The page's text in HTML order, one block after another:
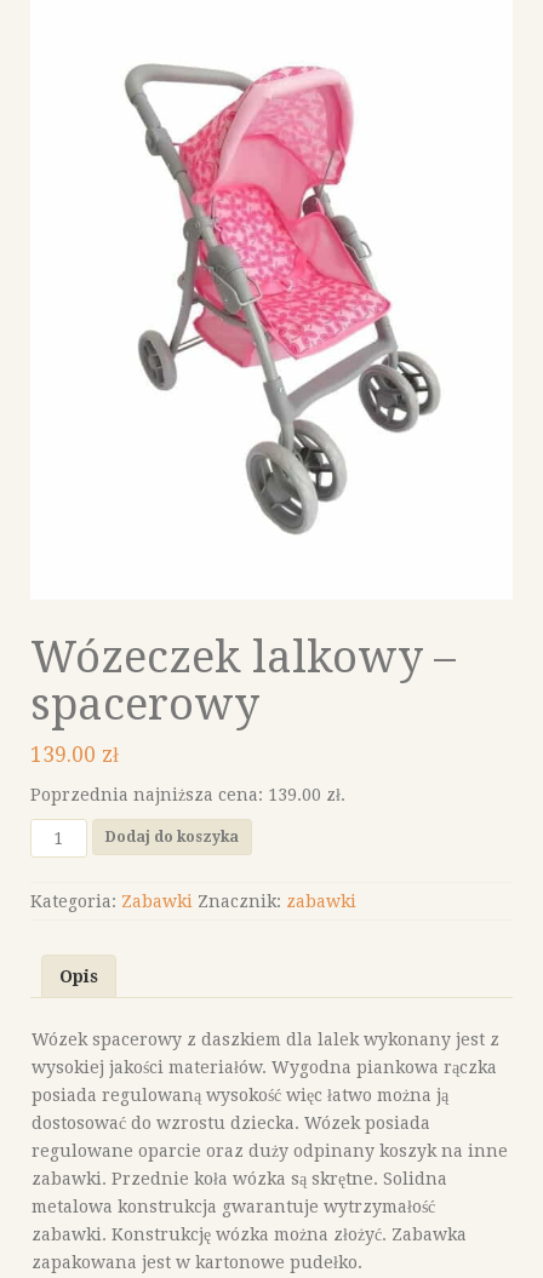
Wózeczek lalkowy –
spacerowy
139.00 zł
Poprzednia najniższa cena: 139.00 zł.
ilość
Wózeczek
-
Dodaj do koszyka
Kategoria: Zabawki Znacznik: zabawki
Opis
Wózek spacerowy z daszkiem dla lalek wykonany jest z
wysokiej jakości materiałów. Wygodna piankowa rączka
posiada regulowaną wysokość więc łatwo można ją
dostosować do wzrostu dziecka. Wózek posiada
regulowane oparcie oraz duży odpinany koszyk na inne
zabawki. Przednie koła wózka są skrętne. Solidna
metalowa konstrukcja gwarantuje wytrzymałość
zabawki. Konstrukcję wózka można złożyć. Zabawka
zapakowana jest w kartonowe pudełko.